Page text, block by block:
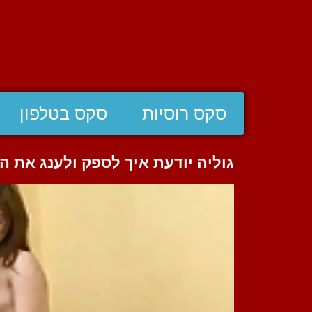
סקס רוסיות סקס בטלפון
גוליה יודעת איך לספק ולענג את